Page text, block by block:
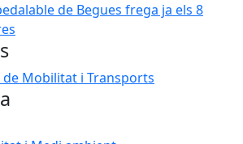
de Begues frega ja els 8
de Mobilitat i Transports